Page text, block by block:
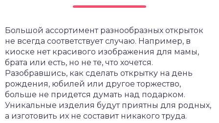
Большой ассортимент разнообразных открыток
не всегда соответствует случаю. Например, в
киоске нет красивого изображения для мамы,
брата или есть, но не те, что хочется.
Разобравшись, как сделать открытку на день
рождения, юбилей или другое торжество,
больше не придется думать над подарком.
Уникальные изделия будут приятны для родных,
а изготовить их не составит никакого труда.
крыши и кровли
и уход